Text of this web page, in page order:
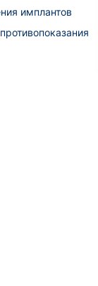
имплантов